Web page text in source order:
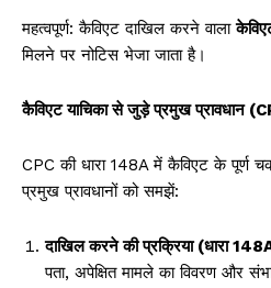
महत्वपूर्ण: कैविएट दाखिल करने वाला
मिलने पर नोटिस भेजा जाता है।
कैविएट याचिका से जुड़े प्रमुख प्रावधान
CPC की धारा 148A में कैविएट के पूर्ण
प्रमुख प्रावधानों को समझें:
दाखिल करने की प्रक्रिया (धारा
पता, अपेक्षित मामले का विवरण और